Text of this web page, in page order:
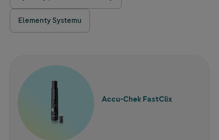
Elementy Systemu
Accu-ChekFastClix